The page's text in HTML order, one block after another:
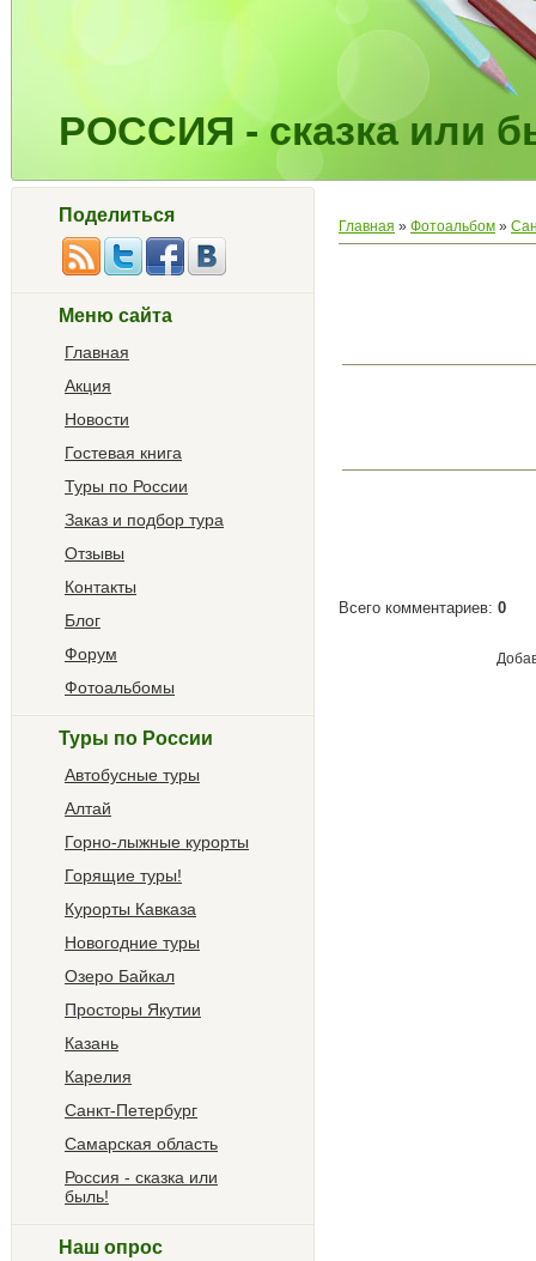
РОССИЯ - сказка или
Поделиться
Меню сайта
Главная
Акция
Новости
Гостевая книга
Туры по России
Заказ и подбор тура
Отзывы
Контакты
Блог
Форум
Фотоальбомы
Туры по России
Автобусные туры
Алтай
Горно-лыжные курорты
Горящие туры!
Курорты Кавказа
Новогодние туры
Озеро Байкал
Просторы Якутии
Казань
Карелия
Санкт-Петербург
Самарская область
Россия - сказка или
быль!
Наш опрос
Главная » Фотоальбом »
Всего комментариев: 0